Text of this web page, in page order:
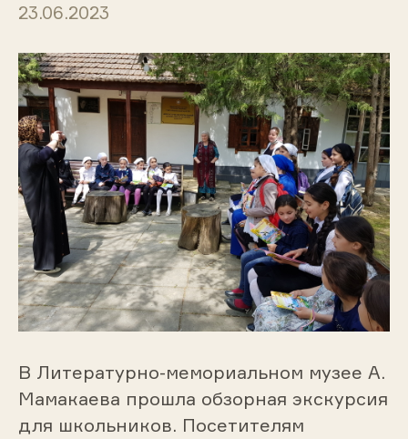
23.06.2023
В Литературно-мемориальном музее А.
Мамакаева прошла обзорная экскурсия
для школьников. Посетителям